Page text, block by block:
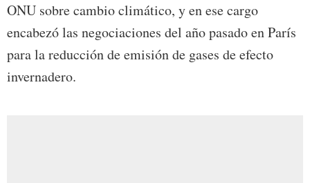
ONU sobre cambio climático, y en ese cargo
encabezó las negociaciones del año pasado en París
para la reducción de emisión de gases de efecto
invernadero.